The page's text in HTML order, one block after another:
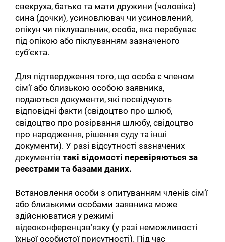
свекруха, батько та мати дружини (чоловіка)
сина (дочки), усиновлювач чи усиновлений,
опікун чи піклувальник, особа, яка перебуває
під опікою або піклуванням зазначеного
суб’єкта.
Для підтвердження того, що особа є членом
сім’ї або близькою особою заявника,
подаються документи, які посвідчують
відповідні факти (свідоцтво про шлюб,
свідоцтво про розірвання шлюбу, свідоцтво
про народження, рішення суду та інші
документи). У разі відсутності зазначених
документівтакі відомості перевіряються за
реєстрами та базами даних.
Встановлення особи з опитуванням членів сім’ї
або близькими особами заявника може
здійснюватися у режимі
відеоконференцзв’язку (у разі неможливості
їхньої особистої присутності). Під час